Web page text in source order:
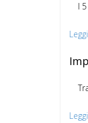
I
Leggi
Leggi